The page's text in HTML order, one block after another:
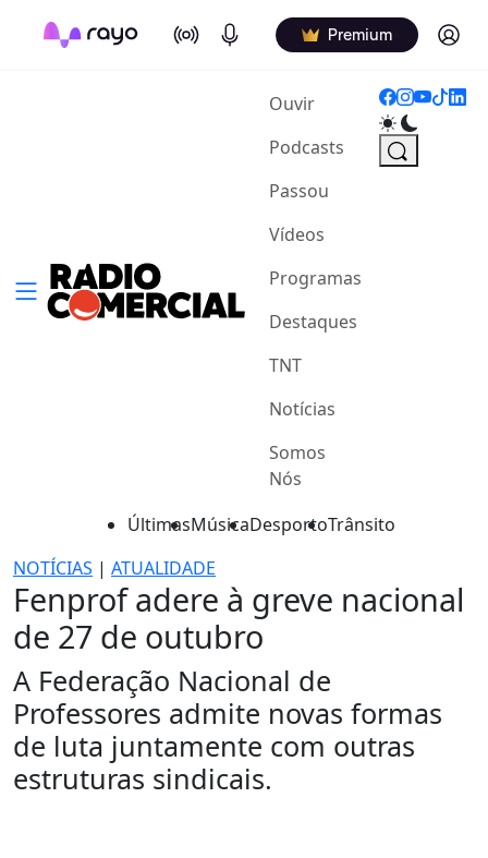
On Air Podcasts Premium Log in
Ouvir(current)
Podcasts
Passou
Vídeos
Programas
Destaques
TNT
Notícias
Somos
Nós
ÚltimasMúsicaDesportoTrânsito
NOTÍCIAS | ATUALIDADE
Fenprof adere à greve nacional
de 27 de outubro
A Federação Nacional de
Professores admite novas formas
de luta juntamente com outras
estruturas sindicais.